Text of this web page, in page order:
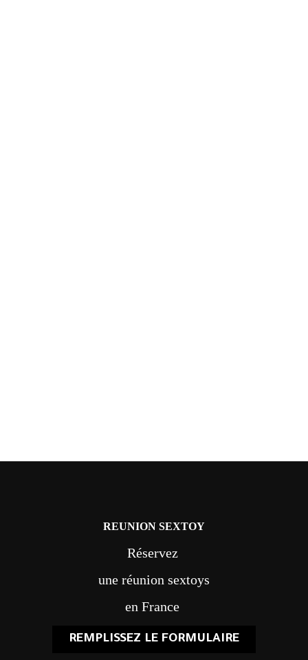
REUNION SEXTOY
Réservez
une réunion sextoys
en France
REMPLISSEZ LE FORMULAIRE